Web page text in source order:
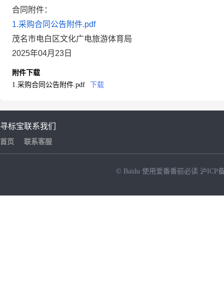
合同附件：
1.采购合同公告附件.pdf
茂名市电白区文化广电旅游体育局
2025年04月23日
附件下载
1.采购合同公告附件.pdf
下载
寻标宝
首页
联系我们
联系客服
© Baidu 使用爱番番前必读 沪ICP